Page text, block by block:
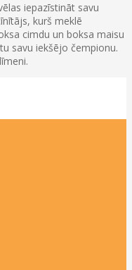
iepazīstināt savu
kurš meklē
cimdu un boksa maisu
savu iekšējo čempionu.